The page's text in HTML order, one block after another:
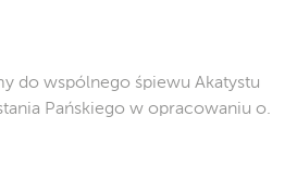
do wspólnego śpiewu Akatystu
Pańskiego w opracowaniu o.